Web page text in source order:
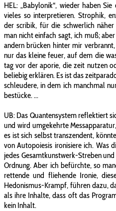
HEL: „Babylonik“, wieder haben
vieles so interpretieren. Strophik,
der scribik, für die schwerlich
man nicht einfach sagt, ich muß;
andern brücken hinter mir
nur das kleine feuer, auf dem die
tag vor der aporie, die zeit nutzen
beliebig erklären. Es ist das
schleudere, in dem ich manchmal
bestücke. ...
UB: Das Quantensystem reflektiert
und wird umgekehrte
es ist sich selbst transzendent,
von Autopoiesis ironisiere ich. Was
jedes Gesamtkunstwerk-Streben
Ordnung. Aber ich befürchte, so
rettende und fliehende Ironie,
Hedonismus-Krampf, führen dazu,
als ihre Inhalte, dass oft das
kein Inhalt.